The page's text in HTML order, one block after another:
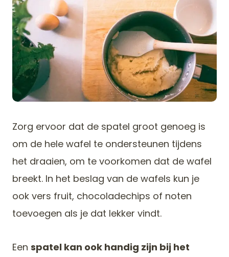
Zorg ervoor dat de spatel groot genoeg is
om de hele wafel te ondersteunen tijdens
het draaien, om te voorkomen dat de wafel
breekt. In het beslag van de wafels kun je
ook vers fruit, chocoladechips of noten
toevoegen als je dat lekker vindt.
Een spatel kan ook handig zijn bij het